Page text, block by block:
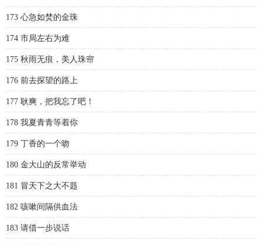
173 心急如焚的金珠
174 市局左右为难
175 秋雨无痕，美人珠帘
176 前去探望的路上
177 耿爽，把我忘了吧！
178 我夏青青等着你
179 丁香的一个吻
180 金大山的反常举动
181 冒天下之大不韪
182 咳嗽间隔供血法
183 请借一步说话